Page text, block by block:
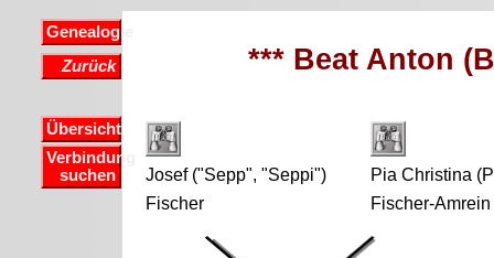
Genealogie
Zurück
Übersicht
Verbindung
suchen
*** Beat Anton
Josef ("Sepp", "Seppi")
Fischer
Pia Christina
Fischer-Amrein